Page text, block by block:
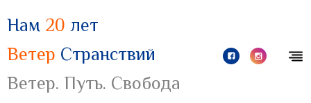
Нам 20 лет
Ветер Странствий
Ветер. Путь. Свобода